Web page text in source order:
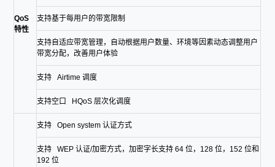
QoS
特性
支持基于每用户的带宽限制
支持自适应带宽管理，自动根据用户数量、环境等因素动态调整用户
带宽分配，改善用户体验
支持 Airtime 调度
支持空口 HQoS 层次化调度
支持 Open system 认证方式
支持 WEP 认证/加密方式，加密字长支持 64 位，128 位，152 位和
192 位